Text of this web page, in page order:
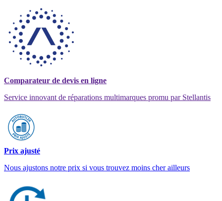
Comparateur de devis en ligne
Service innovant de réparations multimarques promu par Stellantis
Prix ajusté
Nous ajustons notre prix si vous trouvez moins cher ailleurs